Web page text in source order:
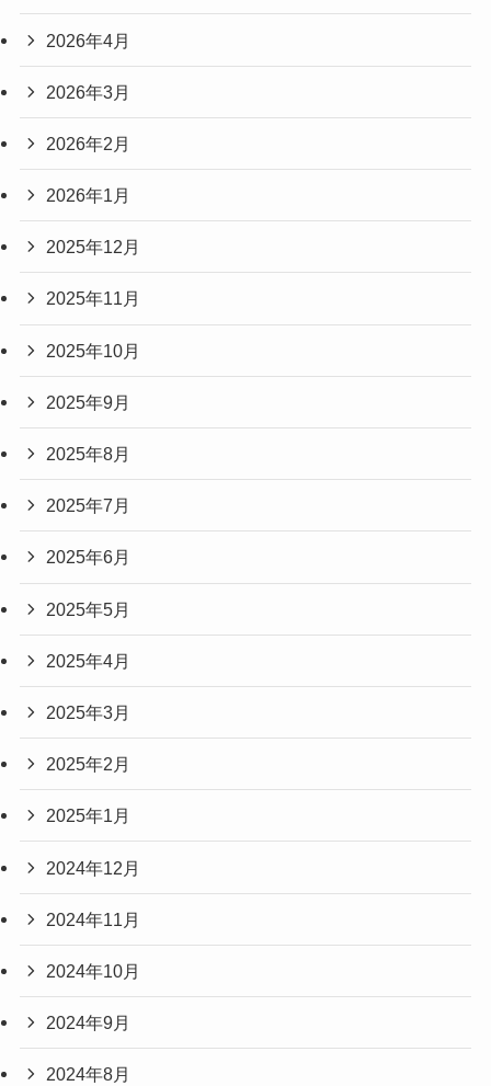
2026年4月
2026年3月
2026年2月
2026年1月
2025年12月
2025年11月
2025年10月
2025年9月
2025年8月
2025年7月
2025年6月
2025年5月
2025年4月
2025年3月
2025年2月
2025年1月
2024年12月
2024年11月
2024年10月
2024年9月
2024年8月